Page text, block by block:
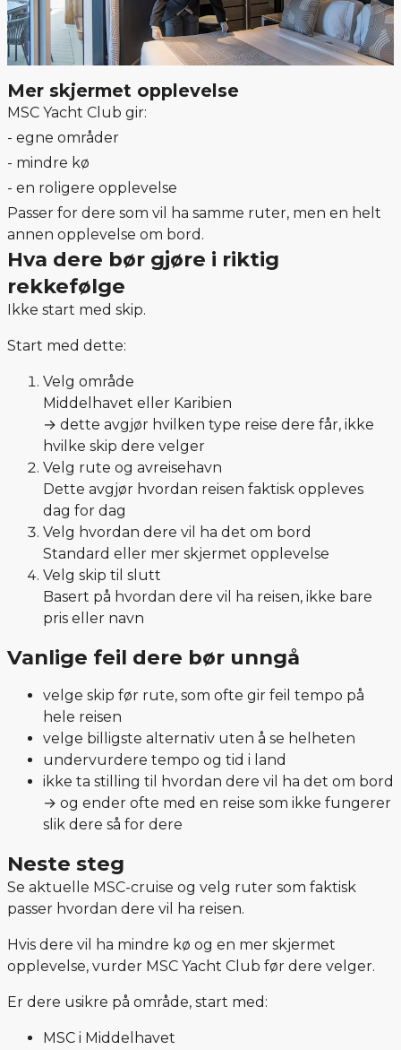
Mer skjermet opplevelse
MSC Yacht Club gir:
- egne områder
- mindre kø
- en roligere opplevelse
Passer for dere som vil ha samme ruter, men en helt
annen opplevelse om bord.
Hva dere bør gjøre i riktig
rekkefølge
Ikke start med skip.
Start med dette:
Velg område
Middelhavet eller Karibien
→ dette avgjør hvilken type reise dere får, ikke
hvilke skip dere velger
Velg rute og avreisehavn
Dette avgjør hvordan reisen faktisk oppleves
dag for dag
Velg hvordan dere vil ha det om bord
Standard eller mer skjermet opplevelse
Velg skip til slutt
Basert på hvordan dere vil ha reisen, ikke bare
pris eller navn
Vanlige feil dere bør unngå
velge skip før rute, som ofte gir feil tempo på
hele reisen
velge billigste alternativ uten å se helheten
undervurdere tempo og tid i land
ikke ta stilling til hvordan dere vil ha det om bord
→ og ender ofte med en reise som ikke fungerer
slik dere så for dere
Neste steg
Se aktuelle MSC-cruise og velg ruter som faktisk
passer hvordan dere vil ha reisen.
Hvis dere vil ha mindre kø og en mer skjermet
opplevelse, vurder MSC Yacht Club før dere velger.
Er dere usikre på område, start med:
MSC i Middelhavet